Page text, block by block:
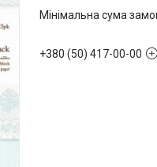
Мінімальна сума
+380 (50) 417-00-00